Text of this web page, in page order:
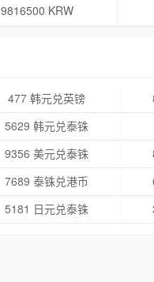
9816500 KRW
477 韩元兑英镑
5629 韩元兑泰铢
9356 美元兑泰铢
7689 泰铢兑港币
5181 日元兑泰铢